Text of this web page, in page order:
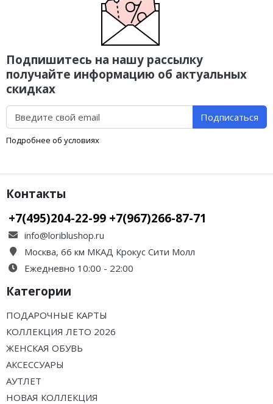
Подпишитесь на нашу рассылку
получайте информацию об актуальных
скидках
Подписаться
Подробнее об условиях
Контакты
+7(495)204-22-99 +7(967)266-87-71
info@loriblushop.ru
Москва, 66 км МКАД Крокус Сити Молл
Ежедневно 10:00 - 22:00
Категории
ПОДАРОЧНЫЕ КАРТЫ
КОЛЛЕКЦИЯ ЛЕТО 2026
ЖЕНСКАЯ ОБУВЬ
АКСЕССУАРЫ
АУТЛЕТ
НОВАЯ КОЛЛЕКЦИЯ